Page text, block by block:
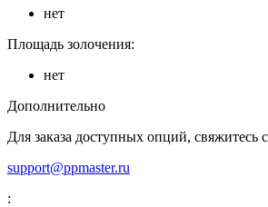
нет
Площадь золочения:
нет
Дополнительно
Для заказа доступных опций, свяжитесь
support@ppmaster.ru
: